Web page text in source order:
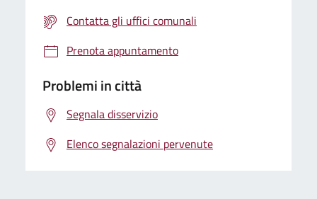
Contatta gli uffici comunali
Prenota appuntamento
Problemi in città
Segnala disservizio
Elenco segnalazioni pervenute